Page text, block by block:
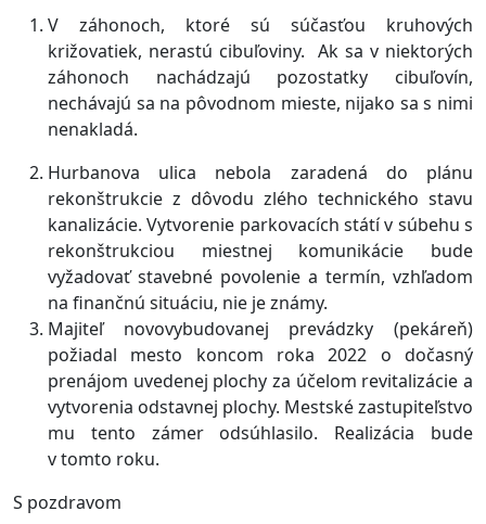
V záhonoch, ktoré sú súčasťou kruhových
križovatiek, nerastú cibuľoviny. Ak sa v niektorých
záhonoch nachádzajú pozostatky cibuľovín,
nechávajú sa na pôvodnom mieste, nijako sa s nimi
nenakladá.
Hurbanova ulica nebola zaradená do plánu
rekonštrukcie z dôvodu zlého technického stavu
kanalizácie. Vytvorenie parkovacích státí v súbehu s
rekonštrukciou miestnej komunikácie bude
vyžadovať stavebné povolenie a termín, vzhľadom
na finančnú situáciu, nie je známy.
Majiteľ novovybudovanej prevádzky (pekáreň)
požiadal mesto koncom roka 2022 o dočasný
prenájom uvedenej plochy za účelom revitalizácie a
vytvorenia odstavnej plochy. Mestské zastupiteľstvo
mu tento zámer odsúhlasilo. Realizácia bude
v tomto roku.
S pozdravom